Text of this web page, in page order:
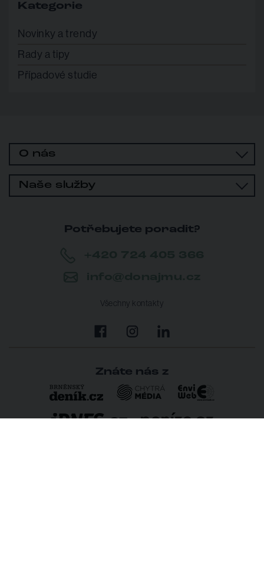
Kategorie
Novinky a trendy
Rady a tipy
Případové studie
O nás
Naše služby
Potřebujete poradit?
Všechny kontakty
Znáte nás z